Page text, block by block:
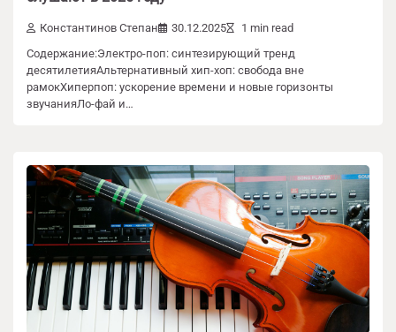
Константинов Степан 30.12.2025
1 min read
Содержание:Электро-поп: синтезирующий тренд
десятилетияАльтернативный хип-хоп: свобода вне
рамокХиперпоп: ускорение времени и новые горизонты
звучанияЛо-фай и…